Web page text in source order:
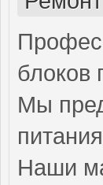
блоков
Мы
Наши